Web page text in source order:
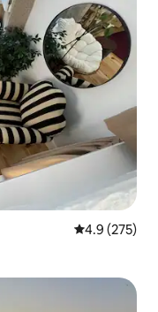
5 पैकी 4.9
4.9 (275)